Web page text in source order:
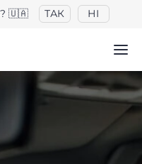
🇺🇦 ТАК НІ